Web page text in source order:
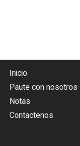
Inicio
Paute con nosotros
Notas
Contactenos